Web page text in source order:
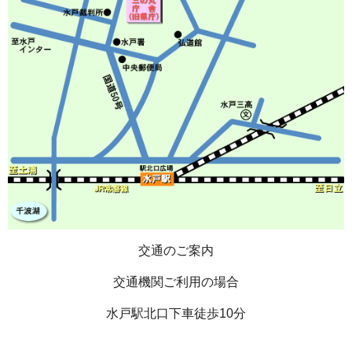
交通のご案内
交通機関ご利用の場合
水戸駅北口下車徒歩10分